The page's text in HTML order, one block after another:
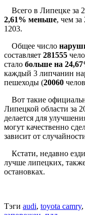
Всего в Липецке за
2,61% меньше, чем
1203.
Общее число
составляет 281555
стало больше на
каждый 3 липчанин
пешеходы (20060
Вот такие
Липецкой области за
делается для
могут качественно
зависит от
Кстати, недавно
лучше липецких,
остановках.
Тэги audi, toyota camry,